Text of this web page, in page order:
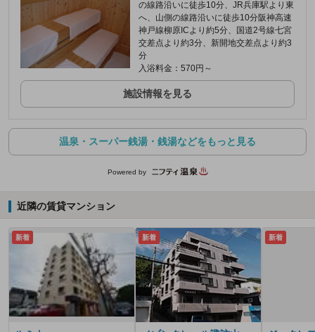
の線路沿いに徒歩10分、JR兵庫駅より東
へ、山側の線路沿いに徒歩10分阪神高速
神戸線柳原ICより約5分、国道2号線七宮
交差点より約3分、新開地交差点より約3
分
入浴料金：570円～
施設情報を見る
温泉・スーパー銭湯・銭湯などをもっと見る
Powered by
近隣の賃貸マンション
新着 新着 新着